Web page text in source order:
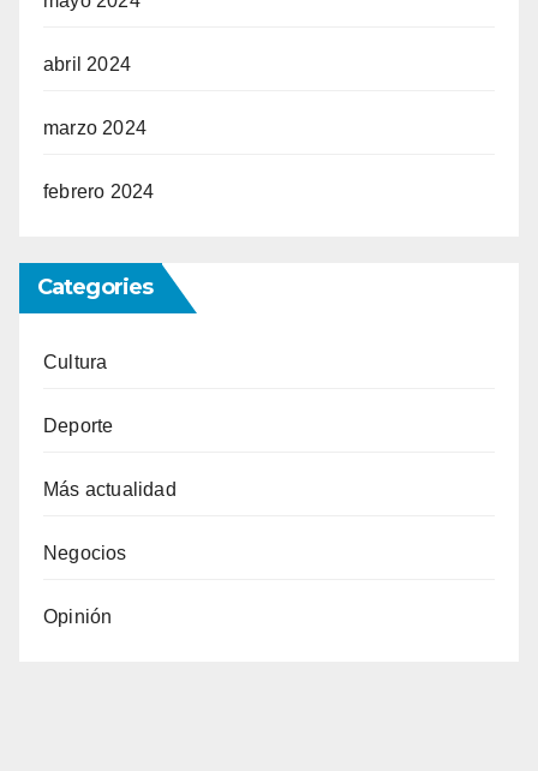
abril 2024
marzo 2024
febrero 2024
Categories
Cultura
Deporte
Más actualidad
Negocios
Opinión